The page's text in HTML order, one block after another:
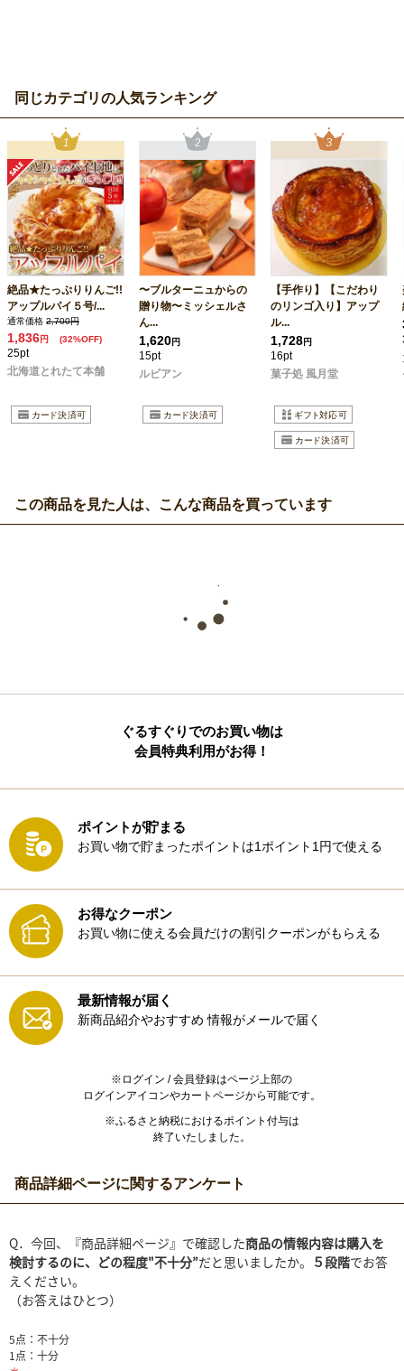
同じカテゴリの人気ランキング
絶品★たっぷりりんご!!
アップルパイ５号/...
通常価格 2,700円
1,836円 (32%OFF)
25pt
北海道とれたて本舗
〜ブルターニュからの
贈り物〜ミッシェルさ
ん...
1,620円
15pt
ルビアン
【手作り】【こだわり
のリンゴ入り】アップ
ル...
1,728円
16pt
菓子処 風月堂
この商品を見た人は、こんな商品を買っています
ぐるすぐりでのお買い物は
会員特典利用がお得！
ポイントが貯まる
お買い物で貯まったポイントは1ポイント1円で使える
お得なクーポン
お買い物に使える会員だけの割引クーポンがもらえる
最新情報が届く
新商品紹介やおすすめ 情報がメールで届く
※ログイン / 会員登録はページ上部の
ログインアイコンやカートページから可能です。
※ふるさと納税におけるポイント付与は
終了いたしました。
商品詳細ページに関するアンケート